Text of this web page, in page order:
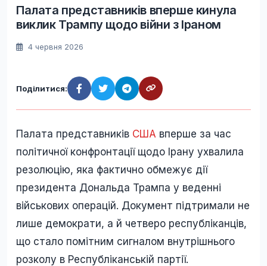
Палата представників вперше кинула
виклик Трампу щодо війни з Іраном
4 червня 2026
Поділитися:
Палата представників США вперше за час
політичної конфронтації щодо Ірану ухвалила
резолюцію, яка фактично обмежує дії
президента Дональда Трампа у веденні
військових операцій. Документ підтримали не
лише демократи, а й четверо республіканців,
що стало помітним сигналом внутрішнього
розколу в Республіканській партії.